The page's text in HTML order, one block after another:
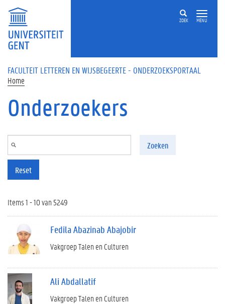
Overslaan en naar de inhoud gaan
ZOEK MENU
FACULTEIT LETTEREN EN WIJSBEGEERTE - ONDERZOEKSPORTAAL
Home
Onderzoekers
Zoeken
Reset
Items 1 - 10 van 5249
Fedila Abazinab Abajobir
Vakgroep Talen en Culturen
Ali Abdallatif
Vakgroep Talen en Culturen